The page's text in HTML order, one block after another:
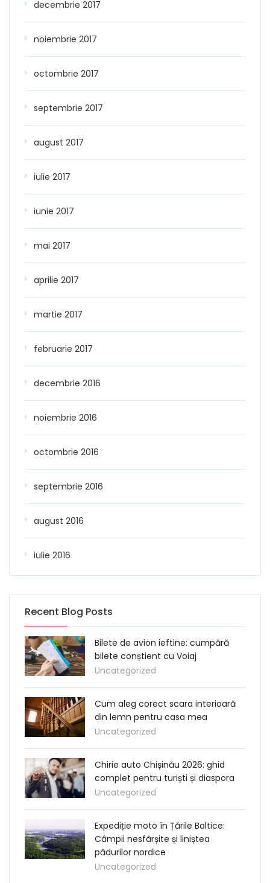
decembrie 2017
noiembrie 2017
octombrie 2017
septembrie 2017
august 2017
iulie 2017
iunie 2017
mai 2017
aprilie 2017
martie 2017
februarie 2017
decembrie 2016
noiembrie 2016
octombrie 2016
septembrie 2016
august 2016
iulie 2016
Recent Blog Posts
Bilete de avion ieftine: cumpără
bilete conștient cu Voiaj
Uncategorized
Cum aleg corect scara interioară
din lemn pentru casa mea
Uncategorized
Chirie auto Chișinău 2026: ghid
complet pentru turiști și diaspora
Uncategorized
Expediție moto în Țările Baltice:
Câmpii nesfârșite și liniștea
pădurilor nordice
Uncategorized